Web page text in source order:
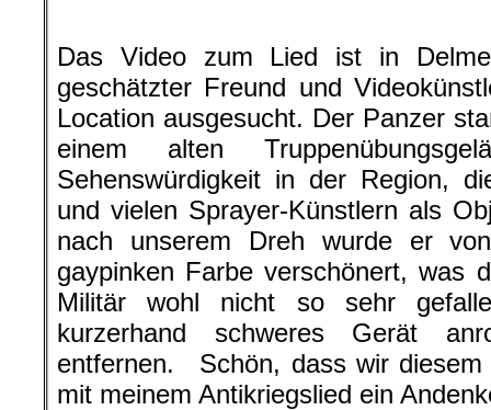
Das Video zum Lied ist in
geschätzter Freund und
Location ausgesucht. Der Panzer
einem alten
Sehenswürdigkeit in der Region,
und vielen Sprayer-Künstlern als
nach unserem Dreh wurde er
gaypinken Farbe verschönert, was
Militär wohl nicht so sehr
kurzerhand schweres Gerät
entfernen. Schön, dass wir diesem
mit meinem Antikriegslied ein